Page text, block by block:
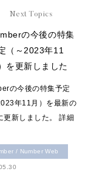
Next Topics
の今後の特集
（～2023年11
を更新しました
の今後の特集予定
年11月）を最新の
更新しました。 詳細
/ Number Web